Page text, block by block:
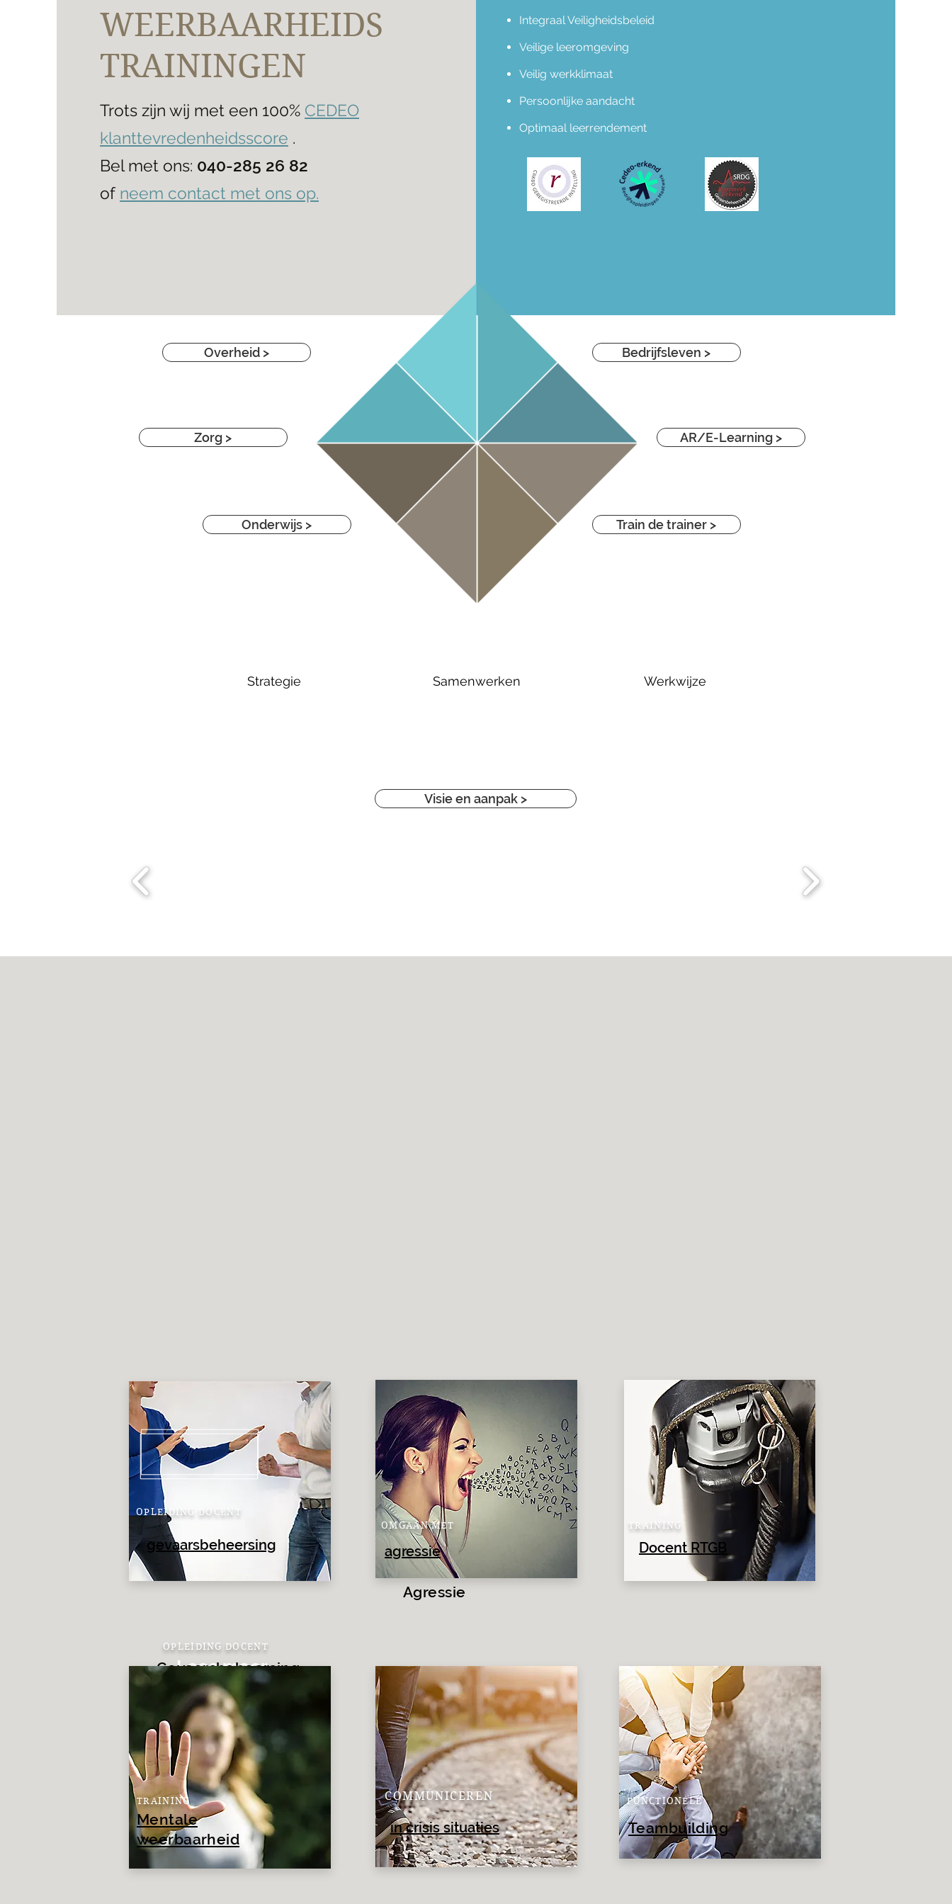
WEERBAARHEIDS
TRAININGEN
Trots zijn wij met een 100% CEDEO
klanttevredenheidsscore .
Bel met ons: 040-285 26 82
of neem contact met ons op.
Integraal Veiligheidsbeleid
Veilige leeromgeving
Veilig werkklimaat
Persoonlijke aandacht
Optimaal leerrendement
Overheid >
Zorg >
Onderwijs >
Bedrijfsleven >
AR/E-Learning >
Train de trainer >
Strategie Samenwerken Werkwijze
Visie en aanpak >
Lees meer
OPLEIDING DOCENT
Gevaarsbeheersing
gevaarsbeheersing
OPLEIDING DOCENT
OMGAAN MET
Agressie
agressie
TRAINING
Docent RTGB
TRAINING
Mentale
weerbaarheid
COMMUNICEREN
in crisis situaties
FUNCTIONELE
Teambuilding